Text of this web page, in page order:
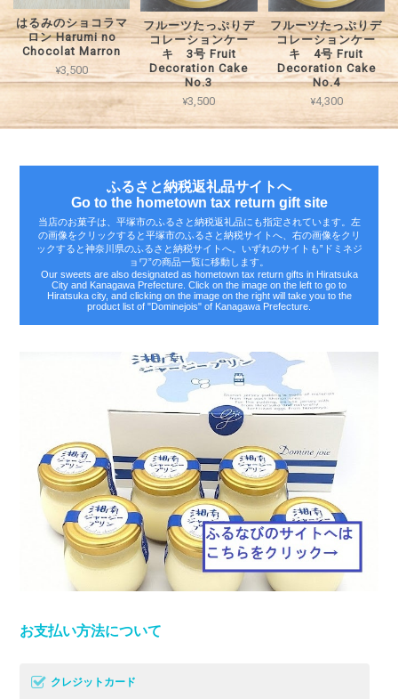
はるみのショコラマ
ロン Harumi no
Chocolat Marron
¥3,500
フルーツたっぷりデ
コレーションケー
キ 3号 Fruit
Decoration Cake
No.3
¥3,500
フルーツたっぷりデ
コレーションケー
キ 4号 Fruit
Decoration Cake
No.4
¥4,300
ふるさと納税返礼品サイトへ
Go to the hometown tax return gift site
当店のお菓子は、平塚市のふるさと納税返礼品にも指定されています。左
の画像をクリックすると平塚市のふるさと納税サイトへ、右の画像をクリ
ックすると神奈川県のふるさと納税サイトへ。いずれのサイトも‟ドミネジ
ョワ”の商品一覧に移動します。
Our sweets are also designated as hometown tax return gifts in Hiratsuka
City and Kanagawa Prefecture. Click on the image on the left to go to
Hiratsuka city, and clicking on the image on the right will take you to the
product list of "Dominejois" of Kanagawa Prefecture.
お支払い方法について
クレジットカード